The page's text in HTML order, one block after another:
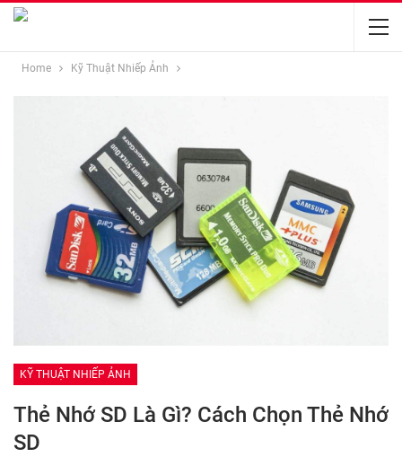
Home Kỹ Thuật Nhiếp Ảnh
KỸ THUẬT NHIẾP ẢNH
Thẻ Nhớ SD Là Gì? Cách Chọn Thẻ Nhớ
SD